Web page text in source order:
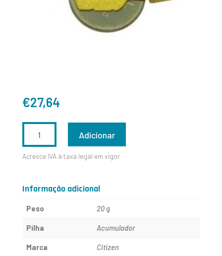
€27,64
DE
Adicionar
Acresce IVA à taxa legal em vigor
Informação adicional
Peso 20 g
Pilha Acumulador
Marca Citizen